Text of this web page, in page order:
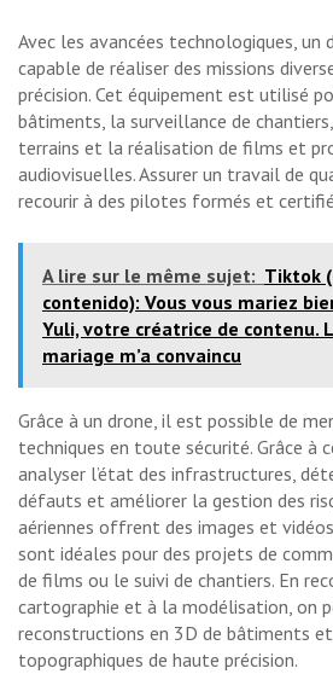
Avec les avancées technologiques,
capable de réaliser des missions
précision. Cet équipement est utilisé
bâtiments, la surveillance de
terrains et la réalisation de films et
audiovisuelles. Assurer un travail de
recourir à des pilotes formés et
A lire sur le même sujet: Tiktok
contenido): Vous vous mariez
Yuli, votre créatrice de contenu.
mariage m’a convaincu
Grâce à un drone, il est possible de
techniques en toute sécurité. Grâce à
analyser l’état des infrastructures,
défauts et améliorer la gestion des
aériennes offrent des images et
sont idéales pour des projets de
de films ou le suivi de chantiers. En
cartographie et à la modélisation, on
reconstructions en 3D de bâtiments
topographiques de haute précision.